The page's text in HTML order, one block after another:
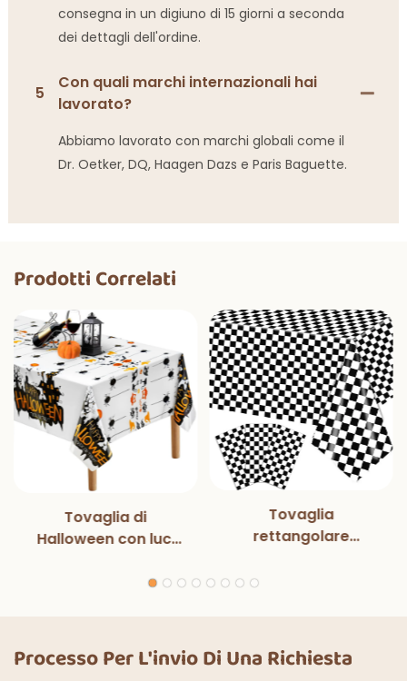
consegna in un digiuno di 15 giorni a seconda
dei dettagli dell'ordine.
5
Con quali marchi internazionali hai
lavorato?
Abbiamo lavorato con marchi globali come il
Dr. Oetker, DQ, Haagen Dazs e Paris Baguette.
Prodotti Correlati
Tovaglia di
Halloween con luci
decorazioni per
cucina, decorazioni
per la casa
Tovaglia
rettangolare
nero con luci
decorazioni
classiche per interni
Processo Per L'invio Di Una Richiesta